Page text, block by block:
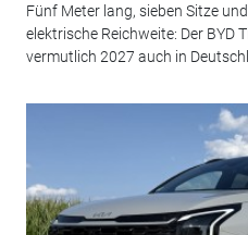
Fünf Meter lang, sieben Sitze
elektrische Reichweite: Der BYD
vermutlich 2027 auch in